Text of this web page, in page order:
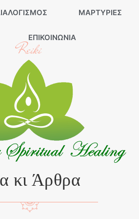
ΜΑΡΤΥΡΊΕΣ
ΕΠΙΚΟΙΝΩΝΊΑ
Reiki
κι Άρθρα